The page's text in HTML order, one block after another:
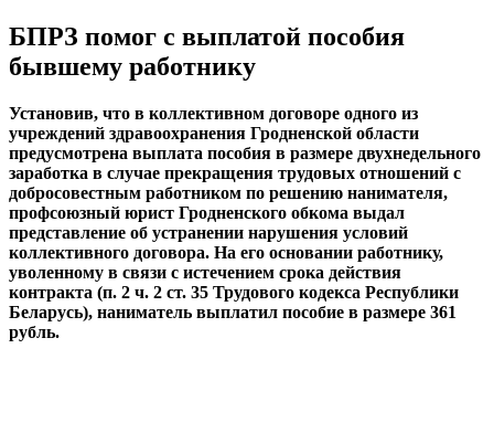
БПРЗ помог с выплатой пособия
бывшему работнику
Установив, что в коллективном договоре одного из
учреждений здравоохранения Гродненской области
предусмотрена выплата пособия в размере двухнедельного
заработка в случае прекращения трудовых отношений с
добросовестным работником по решению нанимателя,
профсоюзный юрист Гродненского обкома выдал
представление об устранении нарушения условий
коллективного договора. На его основании работнику,
уволенному в связи с истечением срока действия
контракта (п. 2 ч. 2 ст. 35 Трудового кодекса Республики
Беларусь), наниматель выплатил пособие в размере 361
рубль.